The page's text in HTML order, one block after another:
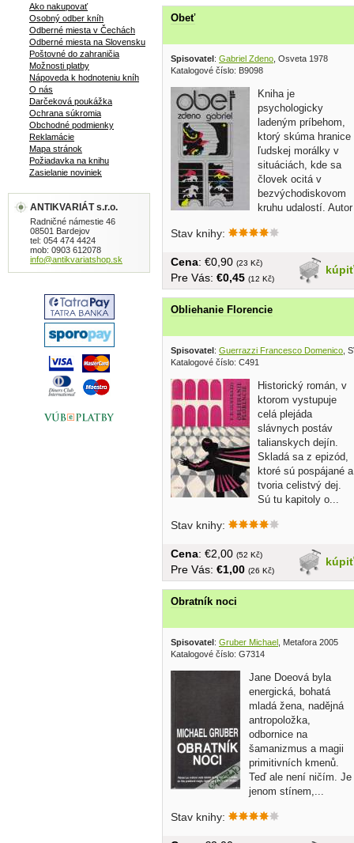
Obeť
Spisovatel: Gabriel Zdeno , Osveta 1978
Katalogové číslo: B9098
Kniha je
psychologicky
ladeným príbehom,
ktorý skúma hranice
ľudskej morálky v
situáciách, kde sa
človek ocitá v
bezvýchodiskovom
kruhu udalostí. Autor
Stav knihy:
kúpiť
Cena: €0,90 (23 Kč)
Pre Vás: €0,45 (12 Kč)
Obliehanie Florencie
Spisovatel: Guerrazzi Francesco Domenico ,
Katalogové číslo: C491
Historický román, v
ktorom vystupuje
celá plejáda
slávnych postáv
talianskych dejín.
Skladá sa z epizód,
ktoré sú pospájané a
tvoria celistvý dej.
Sú tu kapitoly o...
Stav knihy:
kúpiť
Cena: €2,00 (52 Kč)
Pre Vás: €1,00 (26 Kč)
Obratník noci
Spisovatel: Gruber Michael , Metafora 2005
Katalogové číslo: G7314
Jane Doeová byla
energická, bohatá
mladá žena, nadějná
antropoložka,
odbornice na
šamanizmus a magii
primitivních kmenů.
Teď ale není ničím. Je
jenom stínem,...
Stav knihy:
Ako nakupovať
Osobný odber kníh
Odberné miesta v Čechách
Odberné miesta na Slovensku
Poštovné do zahraničia
Možnosti platby
Nápoveda k hodnoteniu kníh
O nás
Darčeková poukážka
Ochrana súkromia
Obchodné podmienky
Reklamácie
Mapa stránok
Požiadavka na knihu
Zasielanie noviniek
ANTIKVARIÁT s.r.o.
Radničné námestie 46
08501 Bardejov
tel: 054 474 4424
mob: 0903 612078
info@antikvariatshop.sk